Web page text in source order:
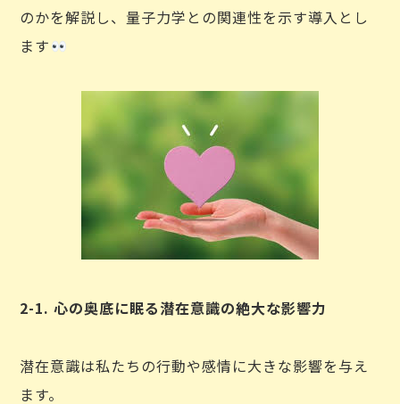
のかを解説し、量子力学との関連性を示す導入とし
ます
2-1. 心の奥底に眠る潜在意識の絶大な影響力
潜在意識は私たちの行動や感情に大きな影響を与え
ます。